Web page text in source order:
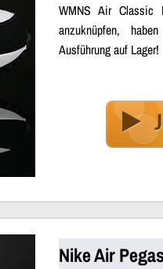
WMNS Air Classic
anzuknüpfen,
Ausführung auf Lager!
Nike Air